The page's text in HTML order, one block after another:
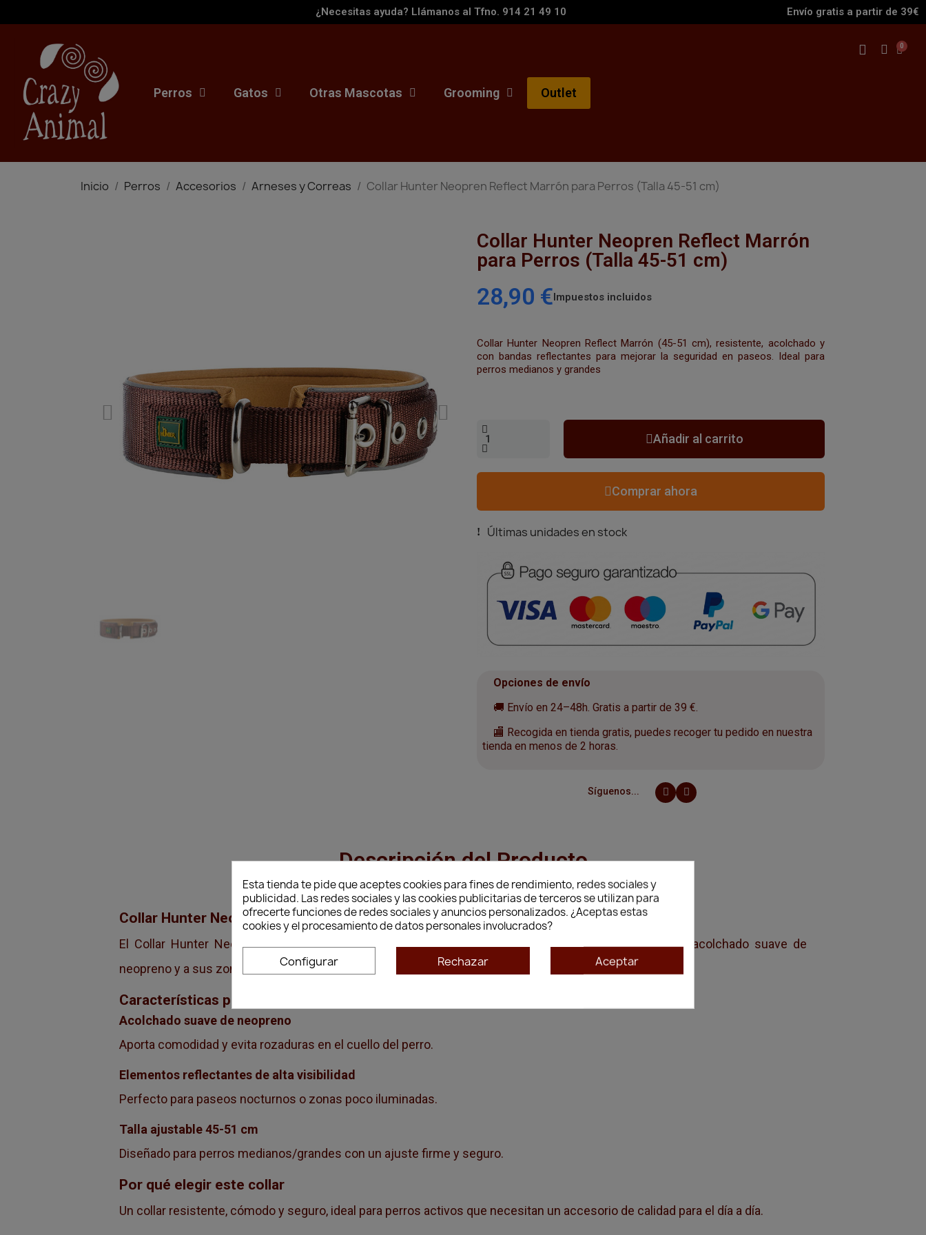
¿Necesitas ayuda? Llámanos al Tfno. 914 21 49 10 Envío gratis a partir de 39€
Perros Gatos Otras Mascotas Grooming Outlet
Inicio Perros Accesorios Arneses y Correas Collar Hunter Neopren Reflect Marrón para Perros (Talla 45-51 cm)
Collar Hunter Neopren Reflect Marrón
para Perros (Talla 45-51 cm)
28,90 €Impuestos incluidos
Collar Hunter Neopren Reflect Marrón (45-51 cm), resistente, acolchado y
con bandas reflectantes para mejorar la seguridad en paseos. Ideal para
perros medianos y grandes
Añadir al carrito
Comprar ahora
Últimas unidades en stock
Opciones de envío
🚚 Envío en 24–48h. Gratis a partir de 39 €.
🏬 Recogida en tienda gratis, puedes recoger tu pedido en nuestra
tienda en menos de 2 horas.
Síguenos...
Descripción del Producto
Collar Hunter Neopren Reflect Marrón 45-51 cm
El Collar Hunter Neopren Reflect Marrón combina comodidad, durabilidad y visibilidad, gracias a su acolchado suave de
neopreno y a sus zonas reflectantes que aumentan la seguridad en paseos nocturnos o con poca luz.
Características principales
Acolchado suave de neopreno
Aporta comodidad y evita rozaduras en el cuello del perro.
Elementos reflectantes de alta visibilidad
Perfecto para paseos nocturnos o zonas poco iluminadas.
Talla ajustable 45-51 cm
Diseñado para perros medianos/grandes con un ajuste firme y seguro.
Por qué elegir este collar
Un collar resistente, cómodo y seguro, ideal para perros activos que necesitan un accesorio de calidad para el día a día.
Esta tienda te pide que aceptes cookies para fines de rendimiento, redes sociales y
publicidad. Las redes sociales y las cookies publicitarias de terceros se utilizan para
ofrecerte funciones de redes sociales y anuncios personalizados. ¿Aceptas estas
cookies y el procesamiento de datos personales involucrados?
Configurar Rechazar Aceptar